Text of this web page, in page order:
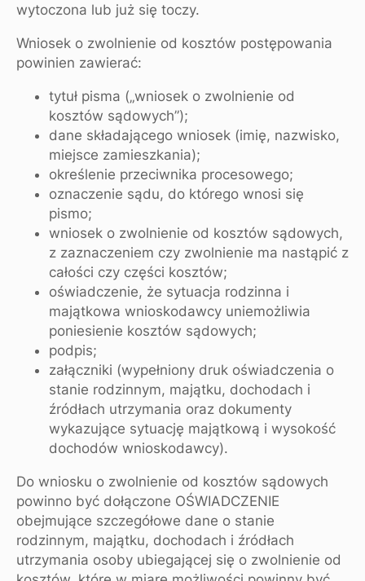
wytoczona lub już się toczy.
Wniosek o zwolnienie od kosztów postępowania
powinien zawierać:
tytuł pisma („wniosek o zwolnienie od
kosztów sądowych”);
dane składającego wniosek (imię, nazwisko,
miejsce zamieszkania);
określenie przeciwnika procesowego;
oznaczenie sądu, do którego wnosi się
pismo;
wniosek o zwolnienie od kosztów sądowych,
z zaznaczeniem czy zwolnienie ma nastąpić z
całości czy części kosztów;
oświadczenie, że sytuacja rodzinna i
majątkowa wnioskodawcy uniemożliwia
poniesienie kosztów sądowych;
podpis;
załączniki (wypełniony druk oświadczenia o
stanie rodzinnym, majątku, dochodach i
źródłach utrzymania oraz dokumenty
wykazujące sytuację majątkową i wysokość
dochodów wnioskodawcy).
Do wniosku o zwolnienie od kosztów sądowych
powinno być dołączone OŚWIADCZENIE
obejmujące szczegółowe dane o stanie
rodzinnym, majątku, dochodach i źródłach
utrzymania osoby ubiegającej się o zwolnienie od